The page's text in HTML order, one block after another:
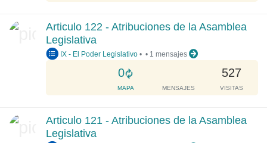
.
a
i
g
.
.
.
Articulo 122 - Atribuciones de la Asamblea
Legislativa
IX - El Poder Legislativo •
0
L
o
a
i
MAPA MENSAJES
527
VISITAS
• 1 mensajes
Articulo 121 - Atribuciones de la Asamblea
Legislativa